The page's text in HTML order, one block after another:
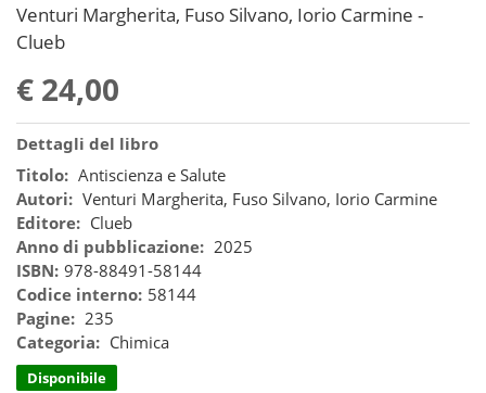
Venturi Margherita, Fuso Silvano, Iorio Carmine -
Clueb
€ 24,00
Dettagli del libro
Titolo: Antiscienza e Salute
Autori: Venturi Margherita, Fuso Silvano, Iorio Carmine
Editore: Clueb
Anno di pubblicazione: 2025
ISBN: 978-88491-58144
Codice interno: 58144
Pagine: 235
Categoria: Chimica
Disponibile